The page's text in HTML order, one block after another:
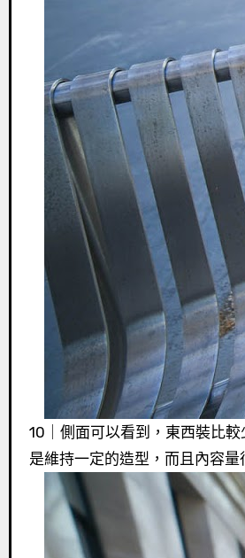
10｜側面可以看到，東西裝比
是維持一定的造型，而且內容